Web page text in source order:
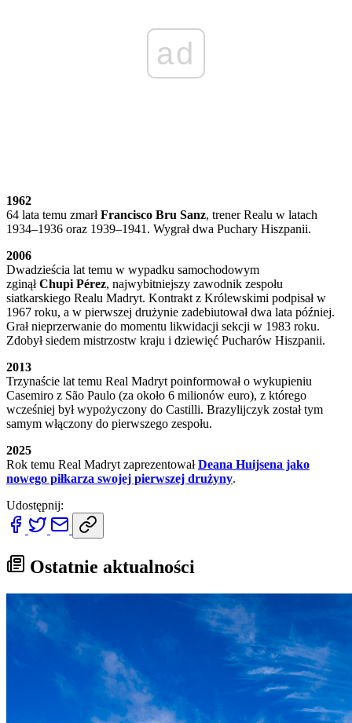
ad
1962
64 lata temu zmarłFrancisco Bru Sanz, trener Realu w latach
1934–1936 oraz 1939–1941. Wygrał dwa Puchary Hiszpanii.
2006
Dwadzieścia lat temu w wypadku samochodowym
zginąłChupi Pérez, najwybitniejszy zawodnik zespołu
siatkarskiego Realu Madryt. Kontrakt z Królewskimi podpisał w
1967 roku, a w pierwszej drużynie zadebiutował dwa lata później.
Grał nieprzerwanie do momentu likwidacji sekcji w 1983 roku.
Zdobył siedem mistrzostw kraju i dziewięć Pucharów Hiszpanii.
2013
Trzynaście lat temu Real Madryt poinformował o wykupieniu
Casemiro z São Paulo (za około 6 milionów euro), z którego
wcześniej był wypożyczony do Castilli. Brazylijczyk został tym
samym włączony do pierwszego zespołu.
2025
Rok temu Real Madryt zaprezentowałDeana Huijsena jako
nowego piłkarza swojej pierwszej drużyny.
Udostępnij:
Ostatnie aktualności